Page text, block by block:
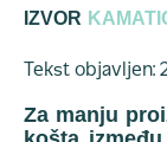
IZVOR
Tekst objavljen:
Za manju